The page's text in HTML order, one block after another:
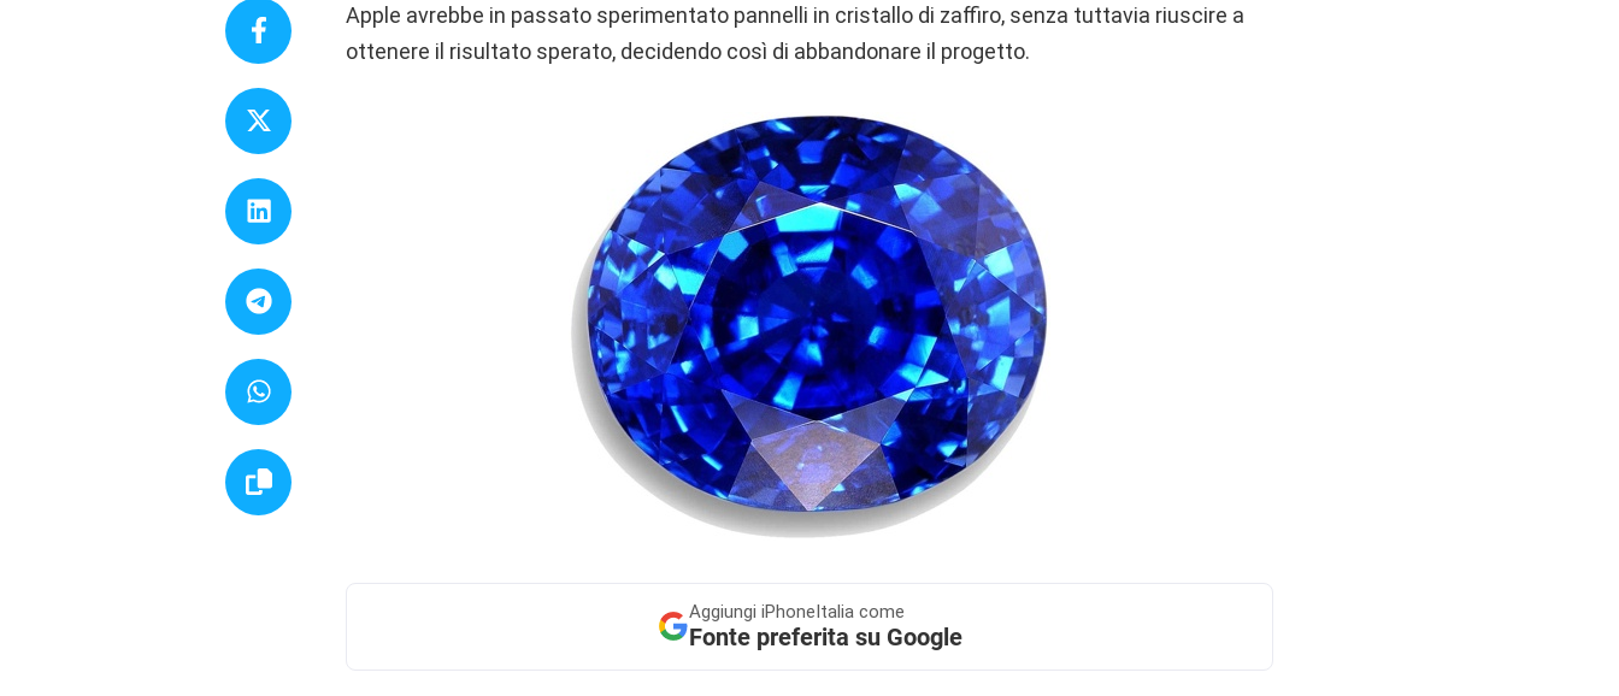
Apple avrebbe in passato sperimentato pannelli in cristallo di zaffiro, senza tuttavia riuscire a
ottenere il risultato sperato, decidendo così di abbandonare il progetto.
Aggiungi iPhoneItalia come
Fonte preferita su Google